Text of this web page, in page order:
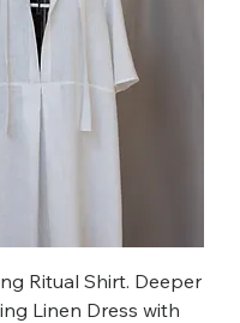
Ritual Shirt. Deeper
Linen Dress with